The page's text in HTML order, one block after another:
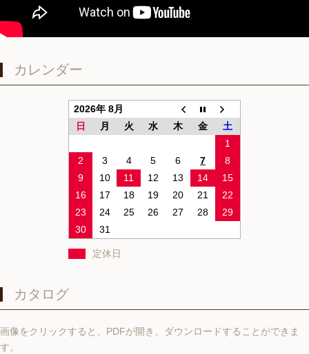
カレンダー
2026年 8月
日
月 火 水 木 金
土
1
2
3 4 5 6 7
8
9
10 11 12 13 14
15
16
17 18 19 20 21
22
23
24 25 26 27 28
29
30
31
定休日
カタログ
画像をクリックすると、PDFが開き、ダウンロードすることができま
す。